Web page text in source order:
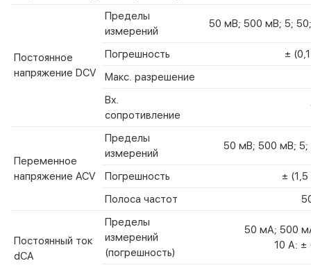
Постоянное
напряжение DCV
Пределы
измерений
50 мВ; 500 мВ; 5;
Погрешность
±
Макс. разрешение
Вх.
сопротивление
Переменное
напряжение ACV
Пределы
измерений
50 мВ; 500 мВ; 5;
Погрешность
±
Полоса частот
Постоянный ток
dCA
Пределы
измерений
(погрешность)
50 мА; 500
10 А: ±